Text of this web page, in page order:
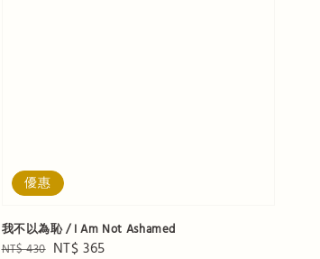
優惠
我不以為恥 / I Am Not Ashamed
Regular
NT$ 430 Sale
NT$ 365